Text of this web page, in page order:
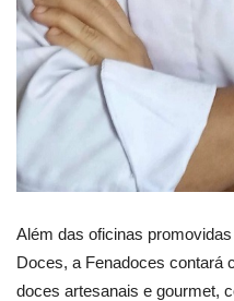
Além das oficinas
Doces, a Fenadoces contará
doces artesanais e gourmet,